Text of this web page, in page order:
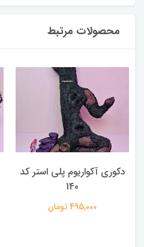
محصولات مرتبط
دکوری آکواریوم پلی استر کد
140
495,000 تومان